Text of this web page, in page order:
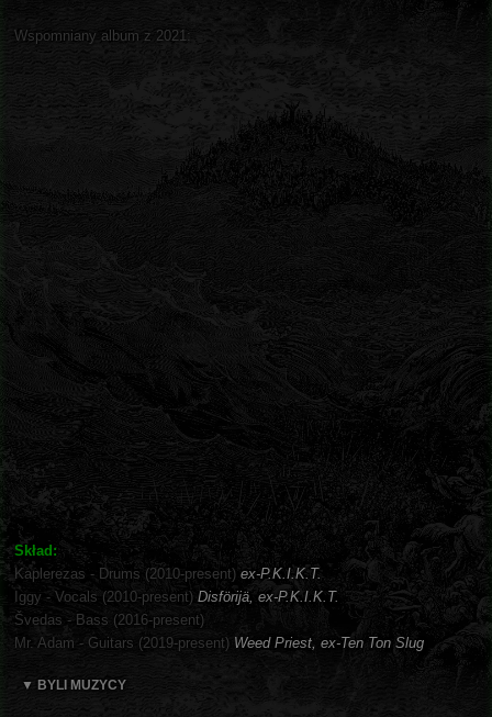
Wspomniany album z 2021:
Skład:
Kaplerezas - Drums (2010-present) ex-P.K.I.K.T.
Iggy - Vocals (2010-present) Disförijä, ex-P.K.I.K.T.
Švedas - Bass (2016-present)
Mr. Adam - Guitars (2019-present) Weed Priest, ex-Ten Ton Slug
▼ BYLI MUZYCY